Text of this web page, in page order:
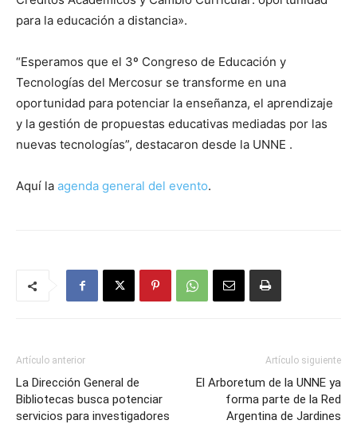
para la educación a distancia».
“Esperamos que el 3º Congreso de Educación y
Tecnologías del Mercosur se transforme en una
oportunidad para potenciar la enseñanza, el aprendizaje
y la gestión de propuestas educativas mediadas por las
nuevas tecnologías”, destacaron desde la UNNE .
Aquí la agenda general del evento.
Artículo anterior
La Dirección General de
Bibliotecas busca potenciar
servicios para investigadores
Artículo siguiente
El Arboretum de la UNNE ya
forma parte de la Red
Argentina de Jardines